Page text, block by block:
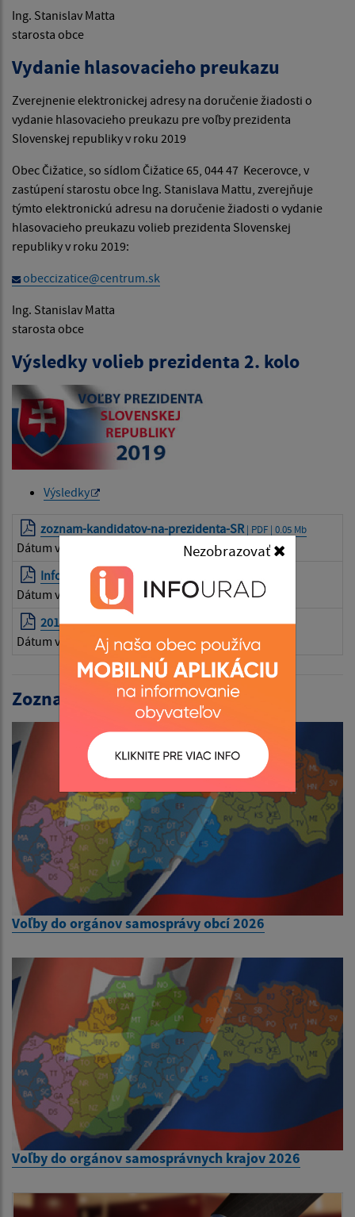
Nezobrazovať
Ing. Stanislav Matta
starosta obce
Vydanie hlasovacieho preukazu
Zverejnenie elektronickej adresy na doručenie žiadosti o
vydanie hlasovacieho preukazu pre voľby prezidenta
Slovenskej republiky v roku 2019
Obec Čižatice, so sídlom Čižatice 65, 044 47 Kecerovce, v
zastúpení starostu obce Ing. Stanislava Mattu, zverejňuje
týmto elektronickú adresu na doručenie žiadosti o vydanie
hlasovacieho preukazu volieb prezidenta Slovenskej
republiky v roku 2019:
obeccizatice@centrum.sk
Ing. Stanislav Matta
starosta obce
Výsledky volieb prezidenta 2. kolo
Výsledky
zoznam-kandidatov-na-prezidenta-SR | PDF | 0.05 Mb
Dátum vyvesenia:
Informacie-pre-volica
Dátum vyvesenia: 08.08.2025
2019_008| PDF | 0.14 Mb
Dátum vyvesenia: 08.08.2025
Zoznam volieb:
Voľby do orgánov samosprávy obcí 2026
Voľby do orgánov samosprávnych krajov 2026